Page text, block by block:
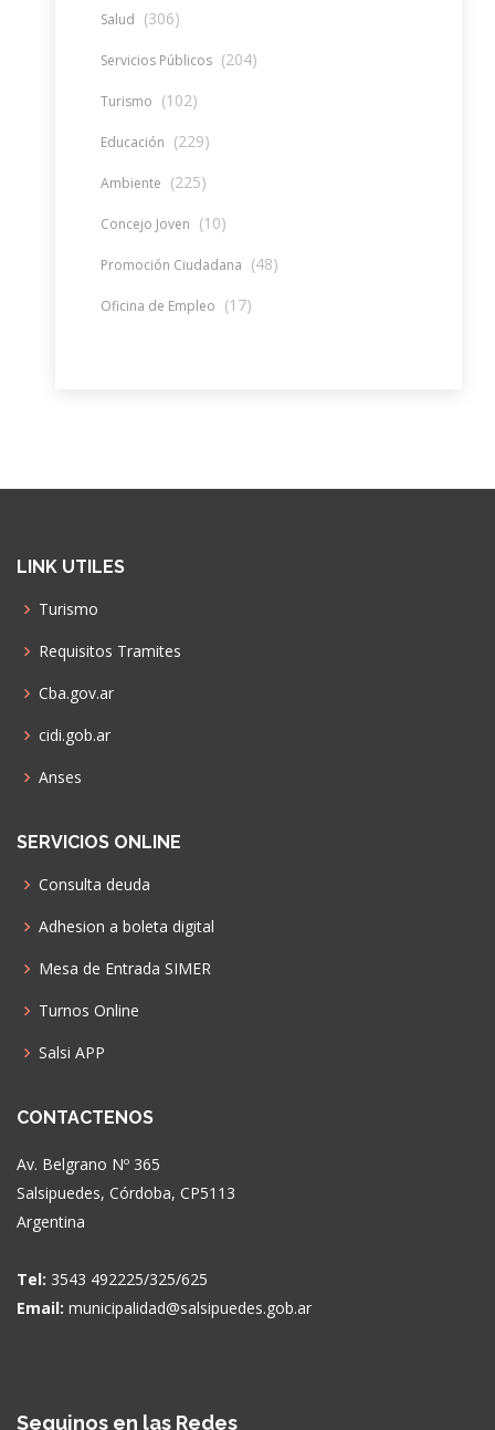
Salud (306)
Servicios Públicos (204)
Turismo (102)
Educación (229)
Ambiente (225)
Concejo Joven (10)
Promoción Ciudadana (48)
Oficina de Empleo (17)
LINK UTILES
Turismo
Requisitos Tramites
Cba.gov.ar
cidi.gob.ar
Anses
SERVICIOS ONLINE
Consulta deuda
Adhesion a boleta digital
Mesa de Entrada SIMER
Turnos Online
Salsi APP
CONTACTENOS
Av. Belgrano Nº 365
Salsipuedes, Córdoba, CP5113
Argentina
Tel: 3543 492225/325/625
Email: municipalidad@salsipuedes.gob.ar
Seguinos en las Redes